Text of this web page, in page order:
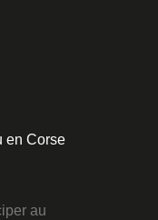
en Corse
au